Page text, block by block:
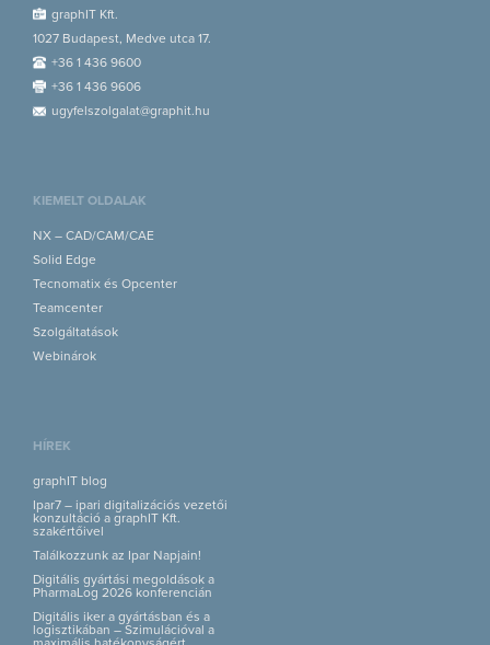
graphIT Kft.
1027 Budapest, Medve utca 17.
+36 1 436 9600
+36 1 436 9606
ugyfelszolgalat@graphit.hu
KIEMELT OLDALAK
NX – CAD/CAM/CAE
Solid Edge
Tecnomatix és Opcenter
Teamcenter
Szolgáltatások
Webinárok
HÍREK
graphIT blog
Ipar7 – ipari digitalizációs vezetői
konzultáció a graphIT Kft.
szakértőivel
Találkozzunk az Ipar Napjain!
Digitális gyártási megoldások a
PharmaLog 2026 konferencián
Digitális iker a gyártásban és a
logisztikában – Szimulációval a